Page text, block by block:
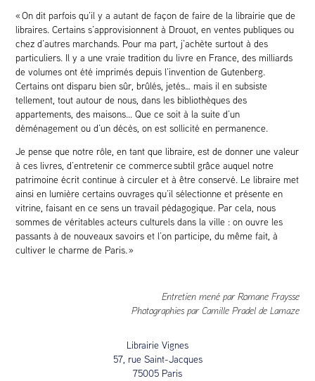
« On dit parfois qu’il y a autant de façon de faire de la librairie que de
libraires. Certains s’approvisionnent à Drouot, en ventes publiques ou
chez d’autres marchands. Pour ma part, j’achète surtout à des
particuliers. Il y a une vraie tradition du livre en France, des milliards
de volumes ont été imprimés depuis l’invention de Gutenberg.
Certains ont disparu bien sûr, brûlés, jetés… mais il en subsiste
tellement, tout autour de nous, dans les bibliothèques des
appartements, des maisons... Que ce soit à la suite d’un
déménagement ou d’un décès, on est sollicité en permanence.
Je pense que notre rôle, en tant que libraire, est de donner une valeur
à ces livres, d’entretenir ce commerce subtil grâce auquel notre
patrimoine écrit continue à circuler et à être conservé. Le libraire met
ainsi en lumière certains ouvrages qu’il sélectionne et présente en
vitrine, faisant en ce sens un travail pédagogique. Par cela, nous
sommes de véritables acteurs culturels dans la ville : on ouvre les
passants à de nouveaux savoirs et l’on participe, du même fait, à
cultiver le charme de Paris. »
Entretien mené par Romane Fraysse
Photographies par Camille Pradel de Lamaze
Librairie Vignes
57, rue Saint-Jacques
75005 Paris